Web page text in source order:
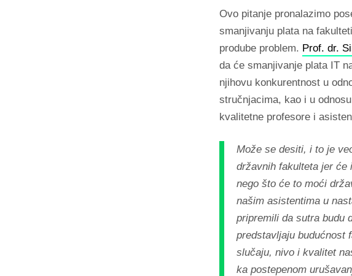
Ovo pitanje pronalazimo
smanjivanju plata na
prodube problem. Prof. dr.
da će smanjivanje plata IT
njihovu konkurentnost u
stručnjacima, kao i u
kvalitetne profesore i
Može se desiti, i to je
državnih fakulteta jer će
nego što će to moći
našim asistentima u
pripremili da sutra budu
predstavljaju budućnost
slučaju, nivo i kvalitet
ka postepenom